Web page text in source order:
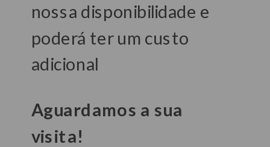
nossa disponibilidade e
poderá ter um custo
adicional
Aguardamos a sua
visita!